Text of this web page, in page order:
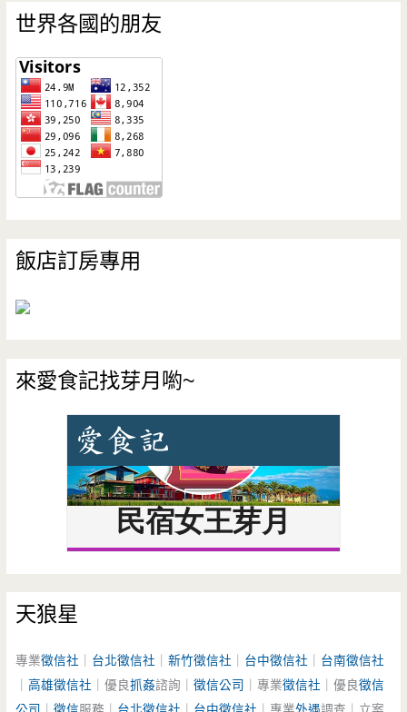
世界各國的朋友
飯店訂房專用
來愛食記找芽月喲~
天狼星
專業徵信社 台北徵信社 ｜新竹徵信社 台中徵信社
台南徵信社
｜高雄徵信社 ｜優良抓姦諮詢｜徵信公司 ｜專業徵信社 ｜優良徵信